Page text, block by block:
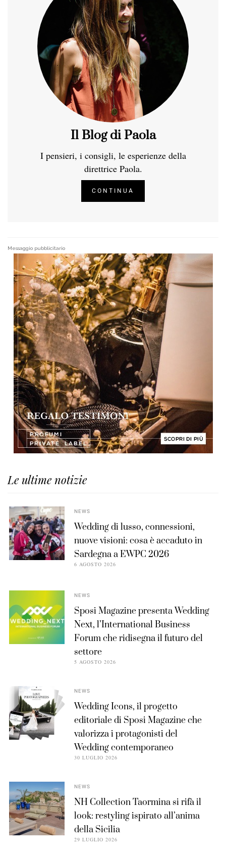
Il Blog di Paola
I pensieri, i consigli, le esperienze della
direttrice Paola.
CONTINUA
Messaggio pubblicitario
Le ultime notizie
NEWS
Wedding di lusso, connessioni,
nuove visioni: cosa è accaduto in
Sardegna a EWPC 2026
6 AGOSTO 2026
NEWS
Sposi Magazine presenta Wedding
Next, l’International Business
Forum che ridisegna il futuro del
settore
5 AGOSTO 2026
NEWS
Wedding Icons, il progetto
editoriale di Sposi Magazine che
valorizza i protagonisti del
Wedding contemporaneo
30 LUGLIO 2026
NEWS
NH Collection Taormina si rifà il
look: restyling ispirato all’anima
della Sicilia
29 LUGLIO 2026